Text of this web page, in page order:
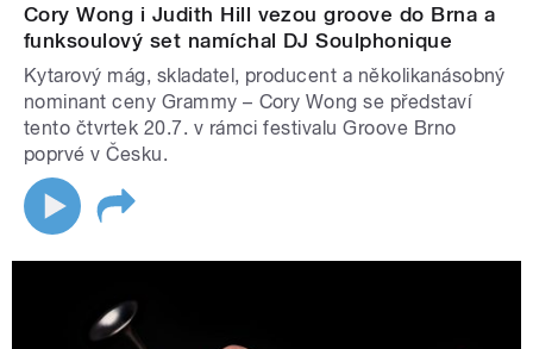
Cory Wong i Judith Hill vezou groove do Brna a
funksoulový set namíchal DJ Soulphonique
Kytarový mág, skladatel, producent a několikanásobný
nominant ceny Grammy –⁠ Cory Wong se představí
tento čtvrtek 20.7. v rámci festivalu Groove Brno
poprvé v Česku.